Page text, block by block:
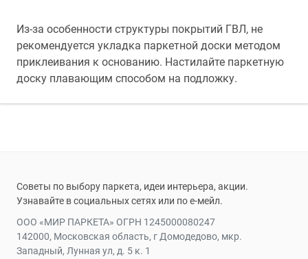
Из-за особенности структуры покрытий ГВЛ, не
рекомендуется укладка паркетной доски методом
приклеивания к основанию. Настилайте паркетную
доску плавающим способом на подложку.
Советы по выбору паркета, идеи интерьера, акции.
Узнавайте в социальных сетях или по е-мейл.
ООО «МИР ПАРКЕТА» ОГРН 1245000080247
142000, Московская область, г Домодедово, мкр.
Западный, Лунная ул, д. 5 к. 1